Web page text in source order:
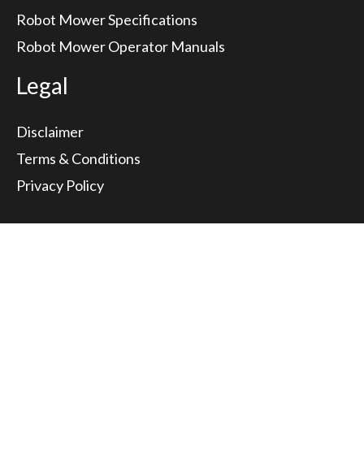
Robot Mower Specifications
Robot Mower Operator Manuals
Legal
Disclaimer
Terms & Conditions
Privacy Policy